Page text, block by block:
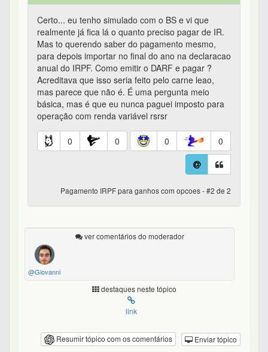
Certo... eu tenho simulado com o BS e vi que
realmente já fica lá o quanto preciso pagar de IR.
Mas to querendo saber do pagamento mesmo,
para depois importar no final do ano na declaracao
anual do IRPF. Como emitir o DARF e pagar ?
Acreditava que isso seria feito pelo carne leao,
mas parece que não é. É uma pergunta meio
básica, mas é que eu nunca paguei imposto para
operação com renda variável rsrsr
0 0 0 0
Pagamento IRPF para ganhos com opcoes - #2 de 2
ver comentários do moderador
@Giovanni
destaques neste tópico
link
Resumir tópico com os comentários
Enviar tópico